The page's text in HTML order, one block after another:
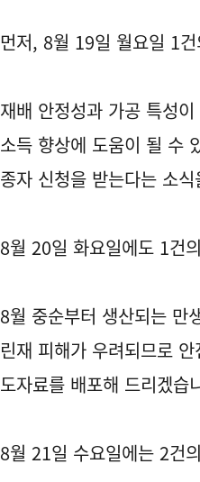
먼저, 8월 19일 월요일 1
재배 안정성과 가공 특성
소득 향상에 도움이 될 수
종자 신청을 받는다는 소
8월 20일 화요일에도 1건
8월 중순부터 생산되는 만
린재 피해가 우려되므로
도자료를 배포해 드리겠습
8월 21일 수요일에는 2건